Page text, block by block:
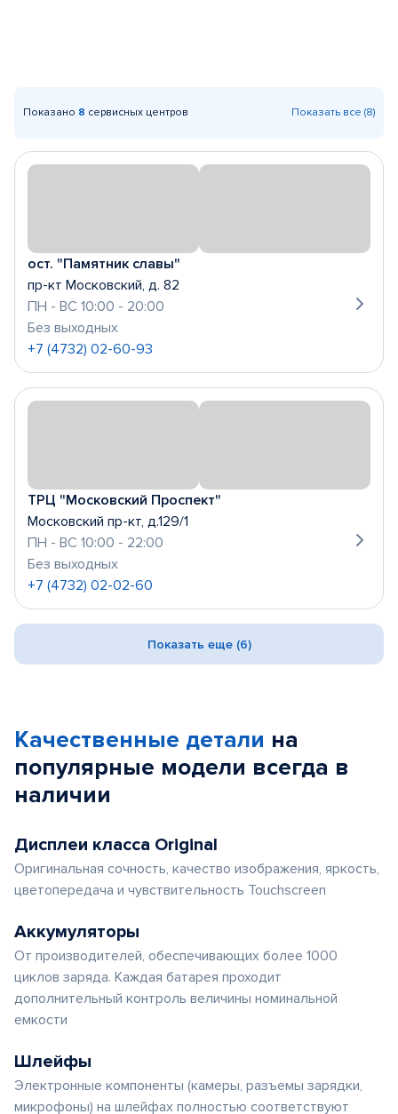
Показано 8 сервисных центров Показать все (8)
ост. "Памятник славы"
пр-кт Московский, д. 82
ПН - ВС 10:00 - 20:00
Без выходных
+7 (4732) 02-60-93
ТРЦ "Московский Проспект"
Московский пр-кт, д.129/1
ПН - ВС 10:00 - 22:00
Без выходных
+7 (4732) 02-02-60
Показать еще (6)
Качественные детали на
популярные модели всегда в
наличии
Дисплеи класса Original
Оригинальная сочность, качество изображения, яркость,
цветопередача и чувствительность Touchscreen
Аккумуляторы
От производителей, обеспечивающих более 1000
циклов заряда. Каждая батарея проходит
дополнительный контроль величины номинальной
емкости
Шлейфы
Электронные компоненты (камеры, разъемы зарядки,
микрофоны) на шлейфах полностью соответствуют